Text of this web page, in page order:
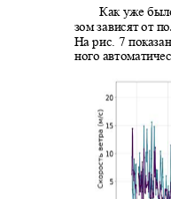
Как уже
зом зависят от
На рис . 7
ного